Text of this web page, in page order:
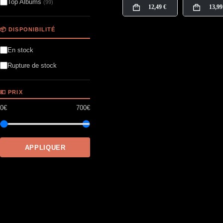
12,49€
Top Albums (99)
📦 DISPONIBILITÉ
En stock
Rupture de stock
💶 PRIX
0€ 700€
APPLIQUER